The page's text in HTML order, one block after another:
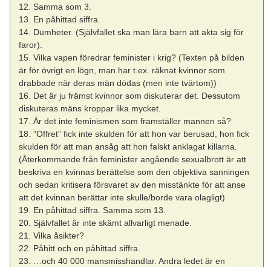
12. Samma som 3.
13. En påhittad siffra.
14. Dumheter. (Självfallet ska man lära barn att akta sig för
faror).
15. Vilka vapen föredrar feminister i krig? (Texten på bilden
är för övrigt en lögn, man har t.ex. räknat kvinnor som
drabbade när deras män dödas (men inte tvärtom))
16. Det är ju främst kvinnor som diskuterar det. Dessutom
diskuteras mäns kroppar lika mycket.
17. Är det inte feminismen som framställer mannen så?
18. ”Offret” fick inte skulden för att hon var berusad, hon fick
skulden för att man ansåg att hon falskt anklagat killarna.
(Återkommande från feminister angående sexualbrott är att
beskriva en kvinnas berättelse som den objektiva sanningen
och sedan kritisera försvaret av den misstänkte för att anse
att det kvinnan berättar inte skulle/borde vara olagligt)
19. En påhittad siffra. Samma som 13.
20. Självfallet är inte skämt allvarligt menade.
21. Vilka åsikter?
22. Påhitt och en påhittad siffra.
23. …och 40 000 mansmisshandlar. Andra ledet är en